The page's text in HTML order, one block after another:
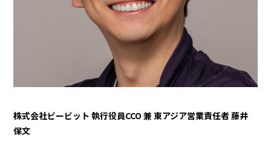
株式会社ビービット 執行役員CCO 兼 東アジア営業責任者 藤井
保文